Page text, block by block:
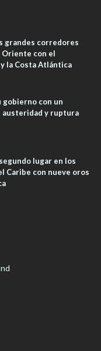
grandes corredores
Oriente con el
la Costa Atlántica
gobierno con un
austeridad y ruptura
lugar en los
Caribe con nueve oros